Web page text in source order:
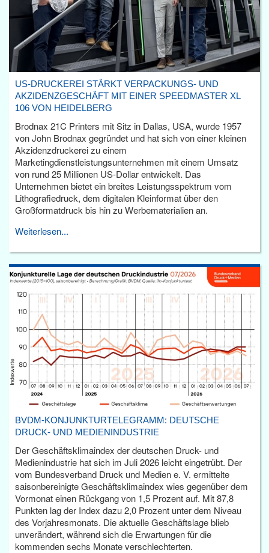
US-DRUCKEREI STÄRKT VERPACKUNGS- UND
AKZIDENZGESCHÄFT MIT EINER SPEEDMASTER XL
106 VON HEIDELBERG
Brodnax 21C Printers mit Sitz in Dallas, USA, wurde 1957
von John Brodnax gegründet und hat sich von einer kleinen
Akzidenzdruckerei zu einem
Marketingdienstleistungsunternehmen mit einem Umsatz
von rund 25 Millionen US-Dollar entwickelt. Das
Unternehmen bietet ein breites Leistungsspektrum vom
Lithografiedruck, dem digitalen Kleinformat über den
Großformatdruck bis hin zu Werbematerialien an.
Weiterlesen...
BVDM-KONJUNKTURTELEGRAMM: DEUTSCHE
DRUCK- UND MEDIENINDUSTRIE
Der Geschäftsklimaindex der deutschen Druck- und
Medienindustrie hat sich im Juli 2026 leicht eingetrübt. Der
vom Bundesverband Druck und Medien e. V. ermittelte
saisonbereinigte Geschäftsklimaindex wies gegenüber dem
Vormonat einen Rückgang von 1,5 Prozent auf. Mit 87,8
Punkten lag der Index dazu 2,0 Prozent unter dem Niveau
des Vorjahresmonats. Die aktuelle Geschäftslage blieb
unverändert, während sich die Erwartungen für die
kommenden sechs Monate verschlechterten.